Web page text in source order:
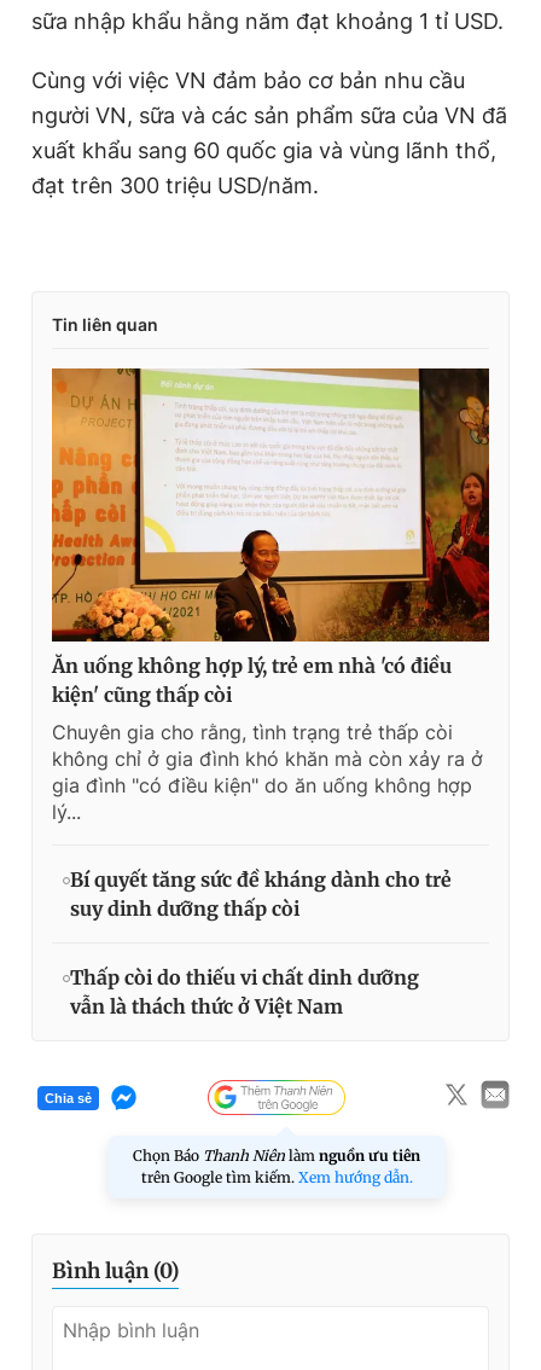
sữa nhập khẩu hằng năm đạt khoảng 1 tỉ USD.
Cùng với việc VN đảm bảo cơ bản nhu cầu
người VN, sữa và các sản phẩm sữa của VN đã
xuất khẩu sang 60 quốc gia và vùng lãnh thổ,
đạt trên 300 triệu USD/năm.
Tin liên quan
Ăn uống không hợp lý, trẻ em nhà 'có điều
kiện' cũng thấp còi
Chuyên gia cho rằng, tình trạng trẻ thấp còi
không chỉ ở gia đình khó khăn mà còn xảy ra ở
gia đình "có điều kiện" do ăn uống không hợp
lý...
Bí quyết tăng sức đề kháng dành cho trẻ
suy dinh dưỡng thấp còi
Thấp còi do thiếu vi chất dinh dưỡng
vẫn là thách thức ở Việt Nam
Chia sẻ
Chọn Báo Thanh Niên làm nguồn ưu tiên
trên Google tìm kiếm. Xem hướng dẫn.
Bình luận (0)